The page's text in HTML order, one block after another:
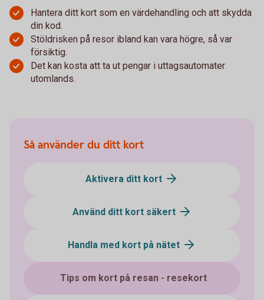
Hantera ditt kort som en värdehandling och att skydda
din kod.
Stöldrisken på resor ibland kan vara högre, så var
försiktig.
Det kan kosta att ta ut pengar i uttagsautomater
utomlands.
Så använder du ditt kort
Aktivera ditt kort
Använd ditt kort säkert
Handla med kort på nätet
Tips om kort på resan - resekort